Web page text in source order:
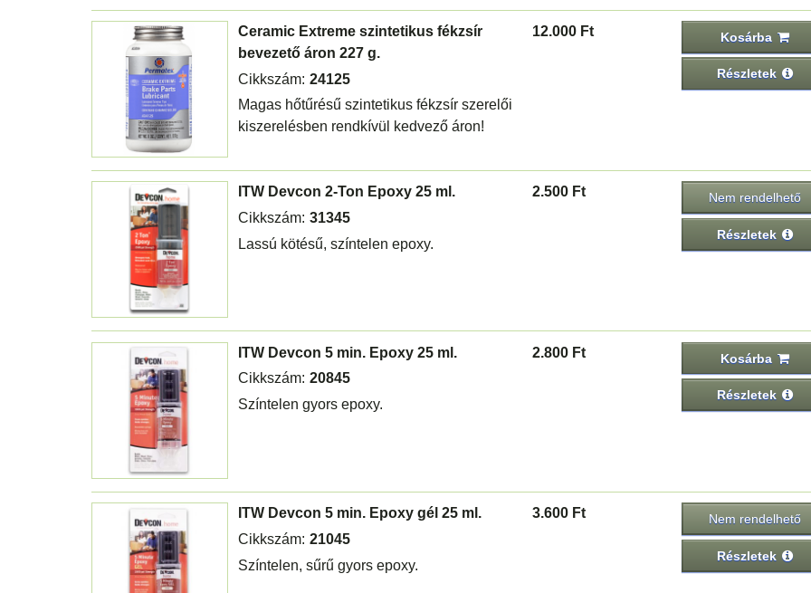
Ceramic Extreme szintetikus fékzsír
bevezető áron 227 g.
Cikkszám: 24125
Magas hőtűrésű szintetikus fékzsír szerelői
kiszerelésben rendkívül kedvező áron!
12.000 Ft Kosárba
Részletek
ITW Devcon 2-Ton Epoxy 25 ml.
Cikkszám: 31345
Lassú kötésű, színtelen epoxy.
2.500 Ft Nem rendelhető
Részletek
ITW Devcon 5 min. Epoxy 25 ml.
Cikkszám: 20845
Színtelen gyors epoxy.
2.800 Ft Kosárba
Részletek
ITW Devcon 5 min. Epoxy gél 25 ml.
Cikkszám: 21045
Színtelen, sűrű gyors epoxy.
3.600 Ft Nem rendelhető
Részletek